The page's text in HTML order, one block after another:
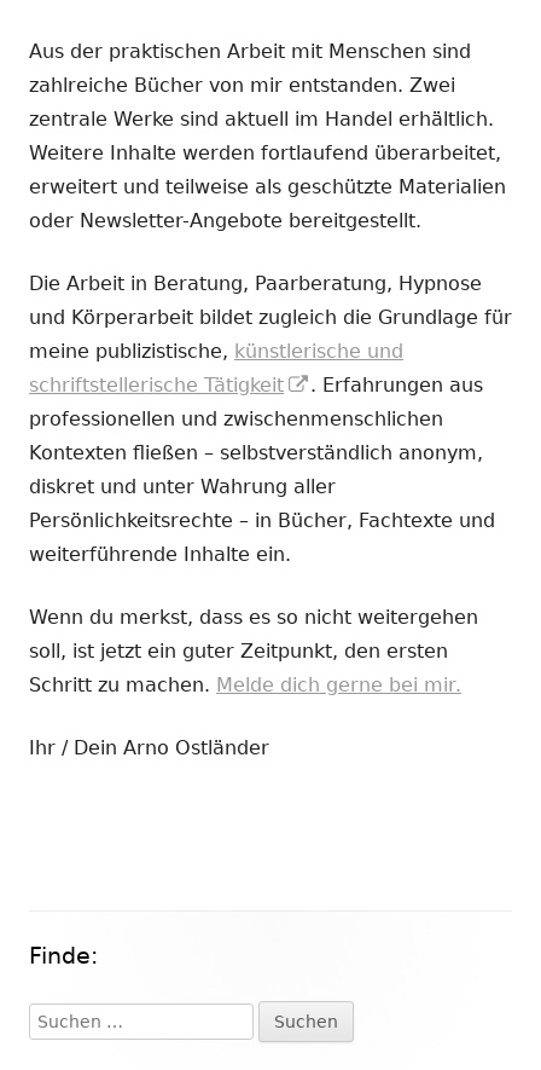
Aus der praktischen Arbeit mit Menschen sind
zahlreiche Bücher von mir entstanden. Zwei
zentrale Werke sind aktuell im Handel erhältlich.
Weitere Inhalte werden fortlaufend überarbeitet,
erweitert und teilweise als geschützte Materialien
oder Newsletter-Angebote bereitgestellt.
Die Arbeit in Beratung, Paarberatung, Hypnose
und Körperarbeit bildet zugleich die Grundlage für
meine publizistische, künstlerische und
schriftstellerische Tätigkeit
In
neuem
Fenster
öffnen
. Erfahrungen aus
professionellen und zwischenmenschlichen
Kontexten fließen – selbstverständlich anonym,
diskret und unter Wahrung aller
Persönlichkeitsrechte – in Bücher, Fachtexte und
weiterführende Inhalte ein.
Wenn du merkst, dass es so nicht weitergehen
soll, ist jetzt ein guter Zeitpunkt, den ersten
Schritt zu machen. Melde dich gerne bei mir.
Ihr / Dein Arno Ostländer
Haupt-
Seitenleiste
Finde:
Suchen
nach: